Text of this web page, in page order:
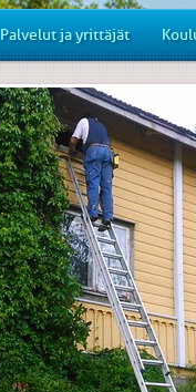
Palvelut ja yrittäjät